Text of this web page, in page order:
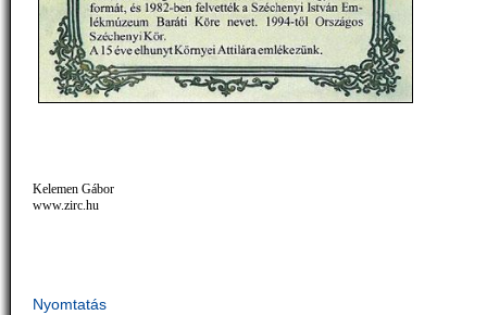
Kelemen Gábor
www.zirc.hu
Nyomtatás